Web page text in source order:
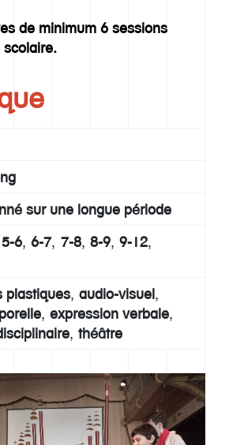
de minimum 6 sessions
scolaire.
sur une longue période
5-6 6-7 7-8 8-9 9-12
plastiques audio-visuel
expression verbale
théâtre